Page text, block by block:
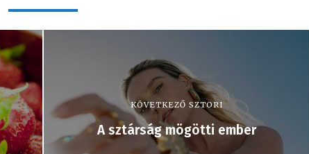
KÖVETKEZŐ SZTORI
A sztárság mögötti ember